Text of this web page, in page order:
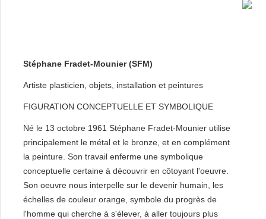
Stéphane Fradet-Mounier (SFM)
Artiste plasticien, objets, installation et peintures
FIGURATION CONCEPTUELLE ET SYMBOLIQUE
Né le 13 octobre 1961 Stéphane Fradet-Mounier utilise
principalement le métal et le bronze, et en complément
la peinture. Son travail enferme une symbolique
conceptuelle certaine à découvrir en côtoyant l'oeuvre.
Son oeuvre nous interpelle sur le devenir humain, les
échelles de couleur orange, symbole du progrès de
l'homme qui cherche à s'élever, à aller toujours plus